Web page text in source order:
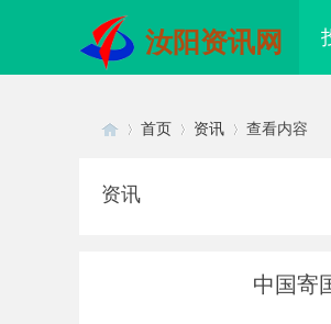
汝阳资讯网
首页 资讯 查看内容
资讯
中国寄